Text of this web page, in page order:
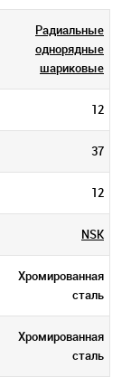
Радиальные
однорядные
шариковые
12
37
12
NSK
Хромированная
сталь
Хромированная
сталь